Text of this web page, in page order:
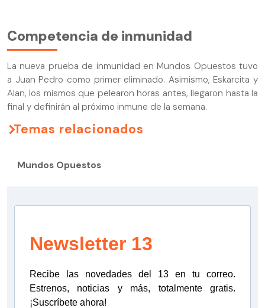
Competencia de inmunidad
La nueva prueba de inmunidad en Mundos Opuestos tuvo
a Juan Pedro como primer eliminado. Asimismo, Eskarcita y
Alan, los mismos que pelearon horas antes, llegaron hasta la
final y definirán al próximo inmune de la semana.
Temas relacionados
Mundos Opuestos
Newsletter 13
Recibe las novedades del 13 en tu correo.
Estrenos, noticias y más, totalmente gratis.
¡Suscríbete ahora!